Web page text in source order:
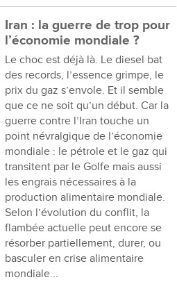
Iran : la guerre de trop pour
l’économie mondiale ?
Le choc est déjà là. Le diesel bat
des records, l’essence grimpe, le
prix du gaz s’envole. Et il semble
que ce ne soit qu’un début. Car la
guerre contre l’Iran touche un
point névralgique de l’économie
mondiale : le pétrole et le gaz qui
transitent par le Golfe mais aussi
les engrais nécessaires à la
production alimentaire mondiale.
Selon l’évolution du conflit, la
flambée actuelle peut encore se
résorber partiellement, durer, ou
basculer en crise alimentaire
mondiale...